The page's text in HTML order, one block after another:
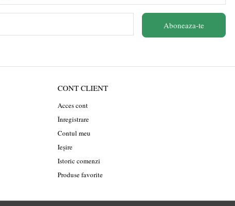
Aboneaza-te
CONT CLIENT
Acces cont
Înregistrare
Contul meu
Ieșire
Istoric comenzi
Produse favorite